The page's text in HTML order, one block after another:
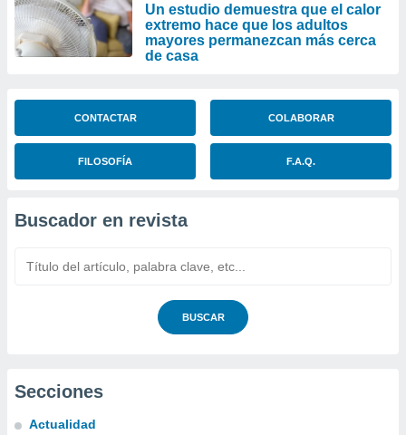
Un estudio demuestra que el calor
extremo hace que los adultos
mayores permanezcan más cerca
de casa
CONTACTAR COLABORAR
FILOSOFÍA F.A.Q.
Buscador en revista
BUSCAR
Secciones
Actualidad